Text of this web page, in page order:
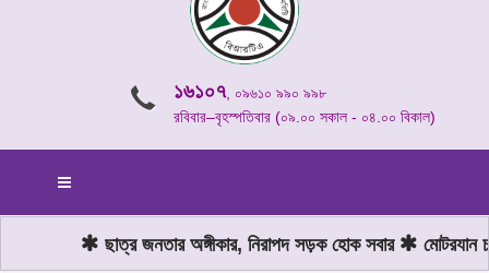
১৬১০৭, ০৯৬১০ ৯৯০ ৯৯৮
রবিবার–বৃহস্পতিবার (০৯.০০ সকাল - ০৪.০০ বিকাল)
ছাত্র জনতার অঙ্গীকার, নিরাপদ সড়ক হোক সবার মোটরযান